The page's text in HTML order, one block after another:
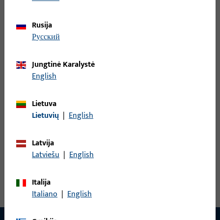
Rankenos štiftas, bendras plotis 9 mm, bendras aukštis / gylis
Rankenos štiftas, bendras plotis 9 mm, bendras aukštis / gylis
Peržiūrėti visus variantus
Rusija
русский
Jungtinė Karalystė
English
Lietuva
Lietuvių | English
Latvija
Latviešu | English
Italija
Italiano | English